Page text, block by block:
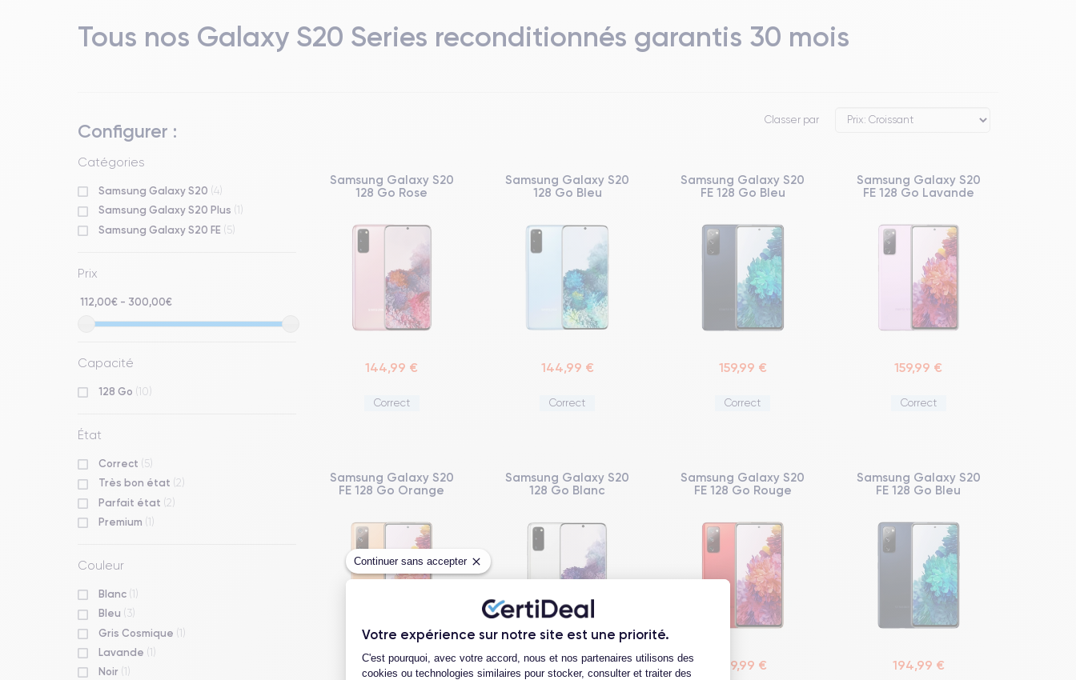
Continuer sans accepter
Votre expérience sur notre site est une priorité.
Plateforme de Gestion du Consentement : Personnalisez vos Options
C'est pourquoi, avec votre accord, nous et nos partenaires utilisons des
cookies ou technologies similaires pour stocker, consulter et traiter des
Tous nos Galaxy S20 Series reconditionnés garantis 30 mois
Configurer :
Catégories
Samsung Galaxy S20 (4)
Samsung Galaxy S20 Plus (1)
Samsung Galaxy S20 FE (5)
Prix
112,00€ - 300,00€
Capacité
128 Go (10)
État
Correct (5)
Très bon état (2)
Parfait état (2)
Premium (1)
Couleur
Blanc (1)
Bleu (3)
Gris Cosmique (1)
Lavande (1)
Noir (1)
Classer par
Samsung Galaxy S20
128 Go Rose
144,99 €
Correct
Samsung Galaxy S20
128 Go Bleu
144,99 €
Correct
Samsung Galaxy S20
FE 128 Go Bleu
159,99 €
Correct
Samsung Galaxy S20
FE 128 Go Lavande
159,99 €
Correct
Samsung Galaxy S20
FE 128 Go Orange
159,99 €
Samsung Galaxy S20
128 Go Blanc
164,99 €
Samsung Galaxy S20
FE 128 Go Rouge
179,99 €
Samsung Galaxy S20
FE 128 Go Bleu
194,99 €